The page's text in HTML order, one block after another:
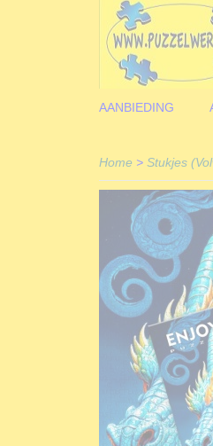
AANBIEDING
Home > Stukjes